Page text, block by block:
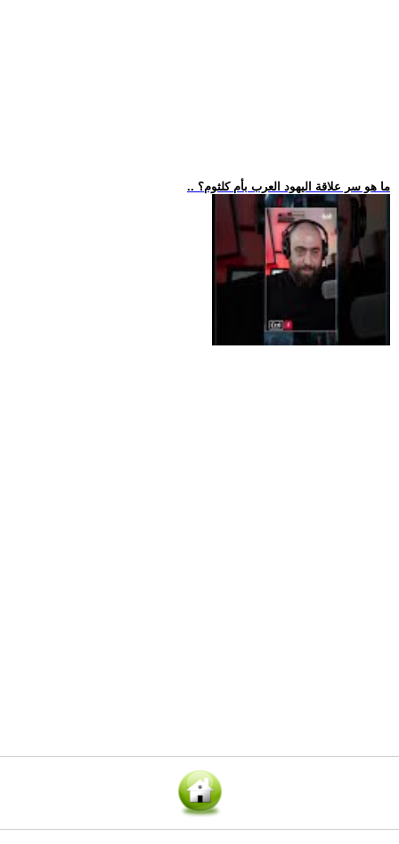
.. ما هو سر علاقة اليهود العرب بأم كلثوم؟